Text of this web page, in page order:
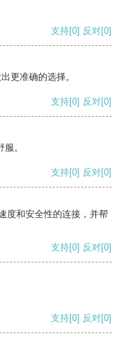
支持[0] 反对[0]
更准确的选择。
支持[0] 反对[0]
。
支持[0] 反对[0]
度和安全性的连接，并帮
支持[0] 反对[0]
支持[0] 反对[0]